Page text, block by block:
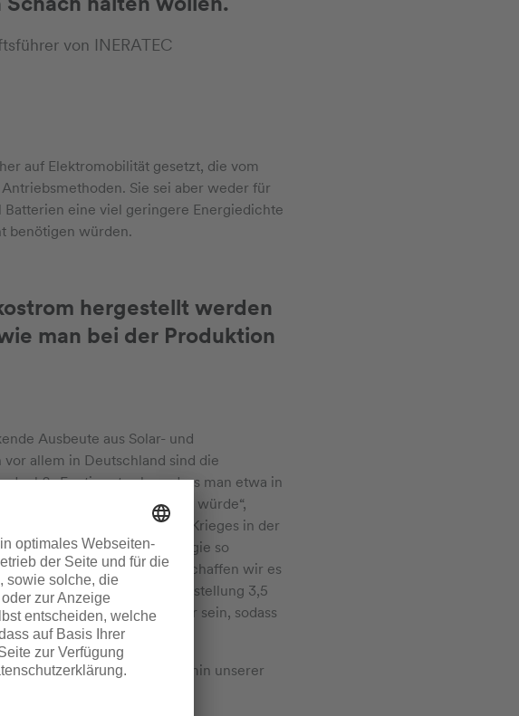
von INERATEC
auf Elektromobilität gesetzt, die vom
Sie sei aber weder für
eine viel geringere Energiedichte
benötigen würden.
hergestellt werden
man bei der Produktion
Ausbeute aus Solar- und
allem in Deutschland sind die
„Es stimmt schon, dass man etwa in
an Ökostrom kommen würde“,
der Corona-Jahre und des Krieges in der
haben wir die Technologie so
wir es hier schaffen, dann schaffen wir es
die nach der Fertigstellung 3,5
und beliebig skalierbar sein, sodass
kann.
wir dem Fertigstellungstermin unserer